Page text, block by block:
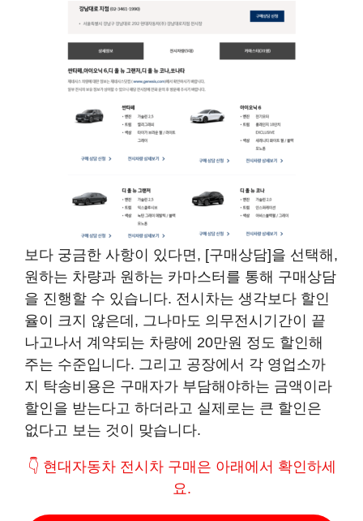
보다 궁금한 사항이 있다면, [구매상담]을 선택해,
원하는 차량과 원하는 카마스터를 통해 구매상담
을 진행할 수 있습니다. 전시차는 생각보다 할인
율이 크지 않은데, 그나마도 의무전시기간이 끝
나고나서 계약되는 차량에 20만원 정도 할인해
주는 수준입니다. 그리고 공장에서 각 영업소까
지 탁송비용은 구매자가 부담해야하는 금액이라
할인을 받는다고 하더라고 실제로는 큰 할인은
없다고 보는 것이 맞습니다.
👇 현대자동차 전시차 구매은 아래에서 확인하세
요.